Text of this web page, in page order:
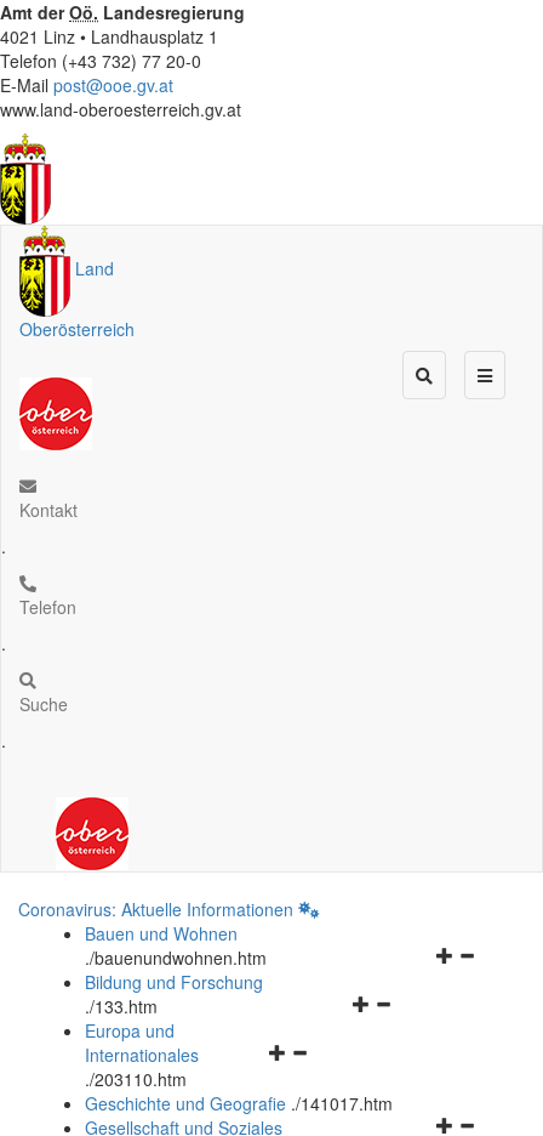
Amt derOö. Landesregierung
4021 Linz • Landhausplatz 1
Telefon (+43 732) 77 20-0
E-Mail post@ooe.gv.at
www.land-oberoesterreich.gv.at
Land
Oberösterreich
Kontakt
.
Telefon
.
Suche
.
Coronavirus: Aktuelle Informationen
Bauen und Wohnen
./bauenundwohnen.htm
Navigationsmenü
Bildung und Forschung
./133.htm
Navigationsmenü
und
schließen
Europa und
Internationales
./203110.htm
Geschichte und Geografie ./141017.htm
Gesellschaft und Soziales